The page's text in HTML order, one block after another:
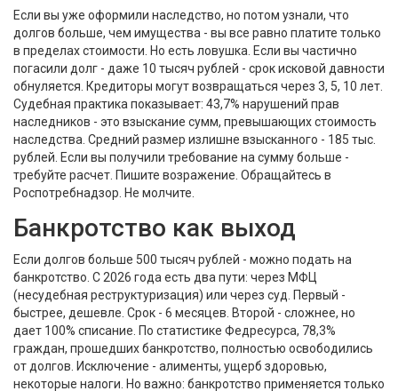
Если вы уже оформили наследство, но потом узнали, что
долгов больше, чем имущества - вы все равно платите только
в пределах стоимости. Но есть ловушка. Если вы частично
погасили долг - даже 10 тысяч рублей - срок исковой давности
обнуляется. Кредиторы могут возвращаться через 3, 5, 10 лет.
Судебная практика показывает: 43,7% нарушений прав
наследников - это взыскание сумм, превышающих стоимость
наследства. Средний размер излишне взысканного - 185 тыс.
рублей. Если вы получили требование на сумму больше -
требуйте расчет. Пишите возражение. Обращайтесь в
Роспотребнадзор. Не молчите.
Банкротство как выход
Если долгов больше 500 тысяч рублей - можно подать на
банкротство. С 2026 года есть два пути: через МФЦ
(несудебная реструктуризация) или через суд. Первый -
быстрее, дешевле. Срок - 6 месяцев. Второй - сложнее, но
дает 100% списание. По статистике Федресурса, 78,3%
граждан, прошедших банкротство, полностью освободились
от долгов. Исключение - алименты, ущерб здоровью,
некоторые налоги. Но важно: банкротство применяется только